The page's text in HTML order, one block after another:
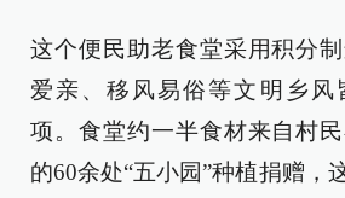
这个便民助老食堂采用积分
爱亲、移风易俗等文明乡风
项。食堂约一半食材来自村
的60余处“五小园”种植捐赠，